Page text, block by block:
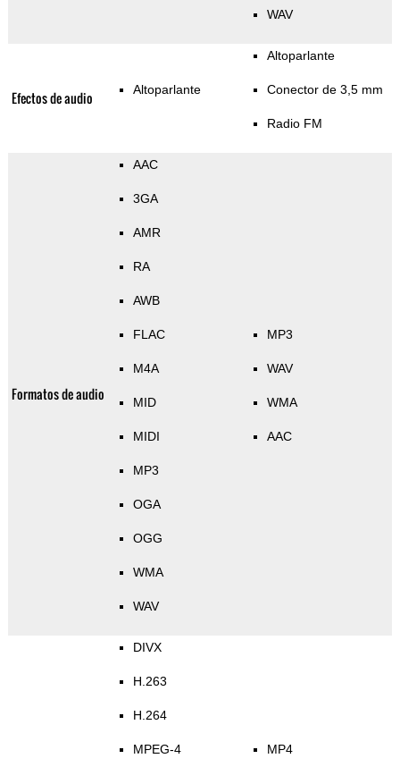
WAV
Efectos de audio Altoparlante
Altoparlante
Conector de 3,5 mm
Radio FM
Formatos de audio
AAC
3GA
AMR
RA
AWB
FLAC
M4A
MID
MIDI
MP3
OGA
OGG
WMA
WAV
MP3
WAV
WMA
AAC
DIVX
H.263
H.264
MPEG-4 MP4